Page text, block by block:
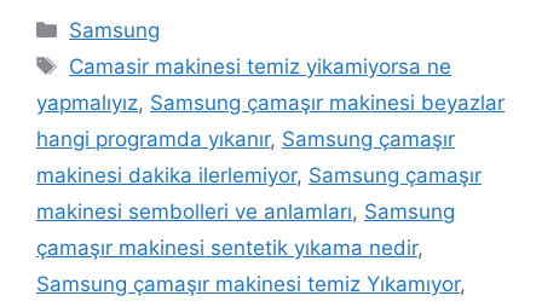
Kategoriler
Samsung
Etiketler
Camasir makinesi temiz yikamiyorsa ne
yapmalıyız, Samsung çamaşır makinesi beyazlar
hangi programda yıkanır, Samsung çamaşır
makinesi dakika ilerlemiyor, Samsung çamaşır
makinesi sembolleri ve anlamları, Samsung
çamaşır makinesi sentetik yıkama nedir,
Samsung çamaşır makinesi temiz Yıkamıyor,